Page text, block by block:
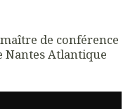
de conférence
Atlantique